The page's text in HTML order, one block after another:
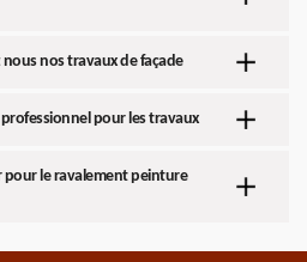
nos travaux de façade
pour les travaux
le ravalement peinture